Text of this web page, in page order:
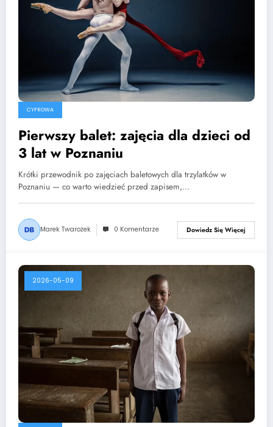
CYFROWA
Pierwszy balet: zajęcia dla dzieci od
3 lat w Poznaniu
Krótki przewodnik po zajęciach baletowych dla trzylatków w
Poznaniu — co warto wiedzieć przed zapisem,…
Marek Twarożek 0 Komentarze Dowiedz Się Więcej
2026-05-09